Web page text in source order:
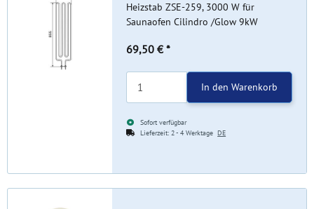
Heizstab ZSE-259, 3000 W für
Saunaofen Cilindro /Glow 9kW
69,50 € *
In den Warenkorb
Sofort verfügbar
Lieferzeit: 2 - 4 WerktageDE